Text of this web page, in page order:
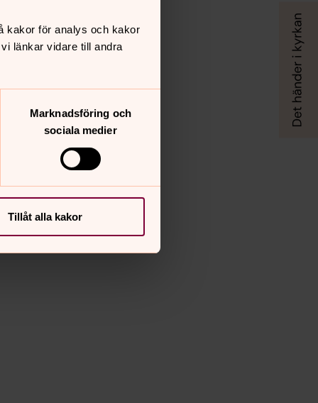
kakor för analys och kakor
länkar vidare till andra
Marknadsföring och
sociala medier
Tillåt alla kakor